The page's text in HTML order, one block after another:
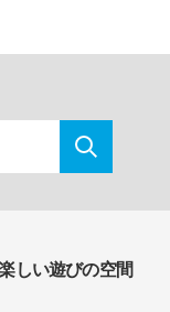
しい遊びの空間